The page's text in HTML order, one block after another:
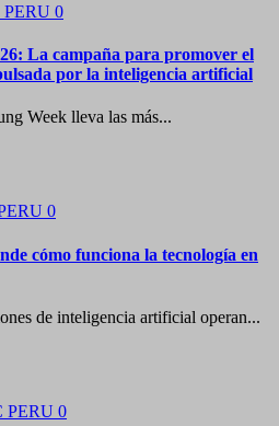
0
La campaña para promover el
por la inteligencia artificial
Week lleva las más...
0
cómo funciona la tecnología en
de inteligencia artificial operan...
PERU 0